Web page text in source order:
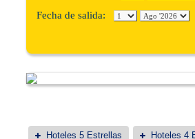
Fecha de salida:
Hoteles 5 Estrellas Hoteles 4